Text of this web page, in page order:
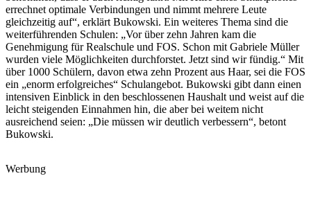
errechnet optimale Verbindungen und nimmt mehrere Leute
gleichzeitig auf“, erklärt Bukowski. Ein weiteres Thema sind die
weiterführenden Schulen: „Vor über zehn Jahren kam die
Genehmigung für Realschule und FOS. Schon mit Gabriele Müller
wurden viele Möglichkeiten durchforstet. Jetzt sind wir fündig.“ Mit
über 1000 Schülern, davon etwa zehn Prozent aus Haar, sei die FOS
ein „enorm erfolgreiches“ Schulangebot. Bukowski gibt dann einen
intensiven Einblick in den beschlossenen Haushalt und weist auf die
leicht steigenden Einnahmen hin, die aber bei weitem nicht
ausreichend seien: „Die müssen wir deutlich verbessern“, betont
Bukowski.
Werbung